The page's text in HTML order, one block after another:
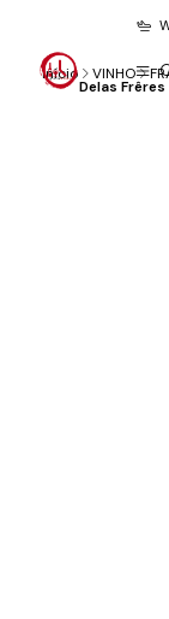
Início VINHO
Delas